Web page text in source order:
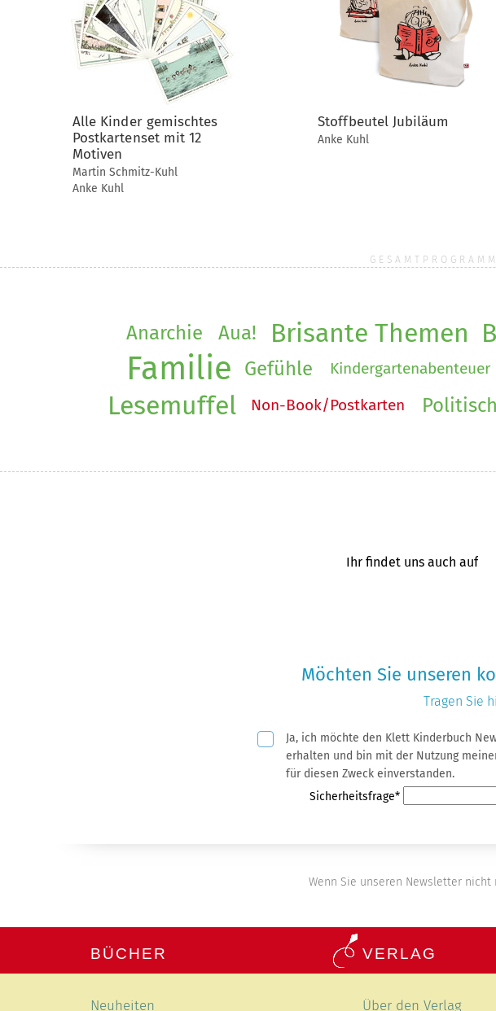
Alle Kinder gemischtes
Postkartenset mit 12
Motiven
Martin Schmitz-Kuhl
Anke Kuhl
Stoffbeutel Jubiläum
Anke Kuhl
Anarchie Aua! Brisante Themen
Familie Gefühle Kindergartenabenteuer
Lesemuffel Non-Book/Postkarten
Ihr findet uns auch auf
Möchten Sie unseren
Tragen Sie
PflichtfeldJa, ich möchte den Klett Kinderbuch
erhalten und bin mit der Nutzung meiner Daten
für diesen Zweck einverstanden.
Pflichtfeld
Sicherheitsfrage*
Wenn Sie unseren Newsletter
BÜCHER
Neuheiten
VERLAG
Über den Verlag